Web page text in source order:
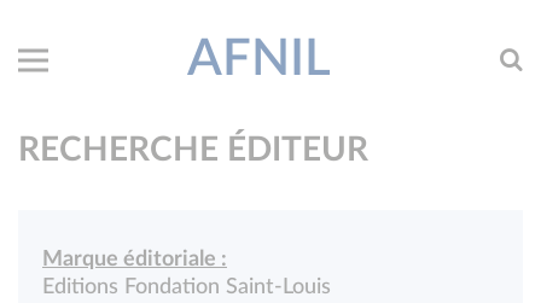
AFNIL
RECHERCHE ÉDITEUR
Marque éditoriale :
Editions Fondation Saint-Louis